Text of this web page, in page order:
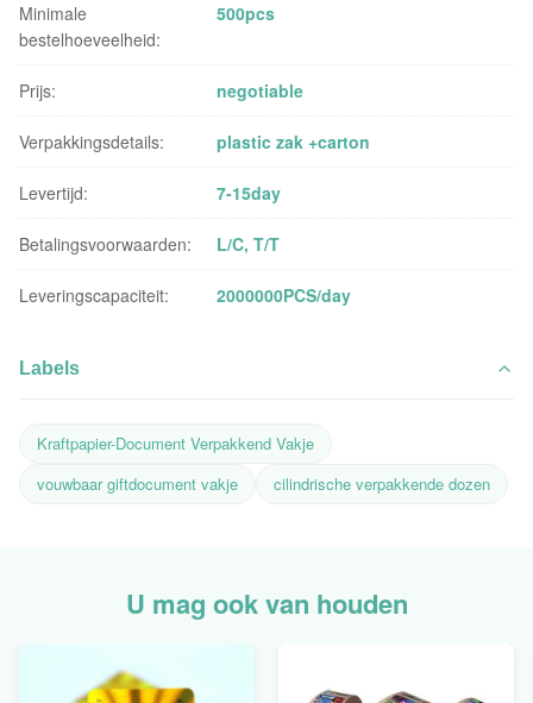
Minimale
bestelhoeveelheid:
500pcs
Prijs: negotiable
Verpakkingsdetails: plastic zak +carton
Levertijd: 7-15day
Betalingsvoorwaarden: L/C, T/T
Leveringscapaciteit: 2000000PCS/day
Labels
Kraftpapier-Document Verpakkend Vakje
vouwbaar giftdocument vakje
cilindrische verpakkende dozen
U mag ook van houden